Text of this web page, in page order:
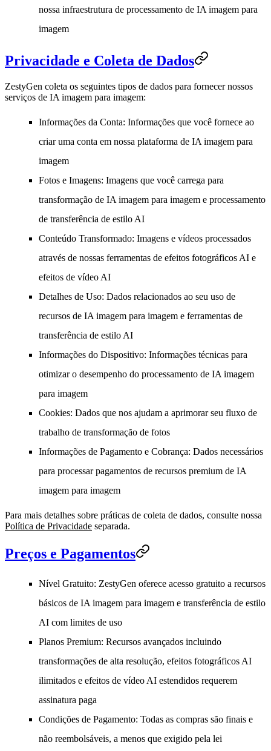
nossa infraestrutura de processamento de IA imagem para
imagem
Privacidade e Coleta de Dados
ZestyGen coleta os seguintes tipos de dados para fornecer nossos
serviços de IA imagem para imagem:
Informações da Conta: Informações que você fornece ao
criar uma conta em nossa plataforma de IA imagem para
imagem
Fotos e Imagens: Imagens que você carrega para
transformação de IA imagem para imagem e processamento
de transferência de estilo AI
Conteúdo Transformado: Imagens e vídeos processados
através de nossas ferramentas de efeitos fotográficos AI e
efeitos de vídeo AI
Detalhes de Uso: Dados relacionados ao seu uso de
recursos de IA imagem para imagem e ferramentas de
transferência de estilo AI
Informações do Dispositivo: Informações técnicas para
otimizar o desempenho do processamento de IA imagem
para imagem
Cookies: Dados que nos ajudam a aprimorar seu fluxo de
trabalho de transformação de fotos
Informações de Pagamento e Cobrança: Dados necessários
para processar pagamentos de recursos premium de IA
imagem para imagem
Para mais detalhes sobre práticas de coleta de dados, consulte nossa
Política de Privacidade separada.
Preços e Pagamentos
Nível Gratuito: ZestyGen oferece acesso gratuito a recursos
básicos de IA imagem para imagem e transferência de estilo
AI com limites de uso
Planos Premium: Recursos avançados incluindo
transformações de alta resolução, efeitos fotográficos AI
ilimitados e efeitos de vídeo AI estendidos requerem
assinatura paga
Condições de Pagamento: Todas as compras são finais e
não reembolsáveis, a menos que exigido pela lei